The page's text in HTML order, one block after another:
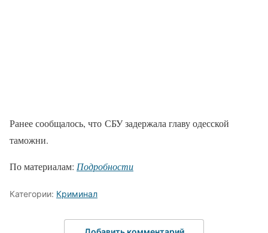
Ранее сообщалось, что СБУ задержала главу одесской
таможни.
По материалам: Подробности
Категории: Криминал